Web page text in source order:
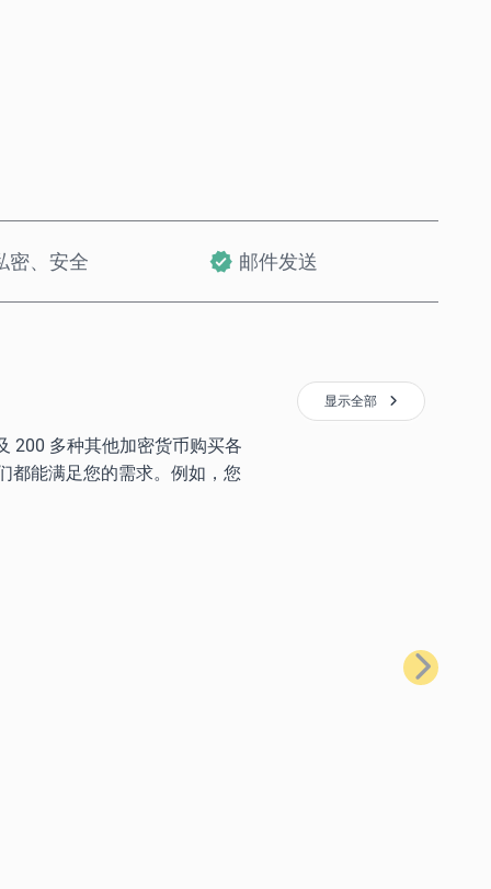
密、安全 邮件发送
200 多种其他加密货币购买各
都能满足您的需求。例如，您
显示全部
下一步